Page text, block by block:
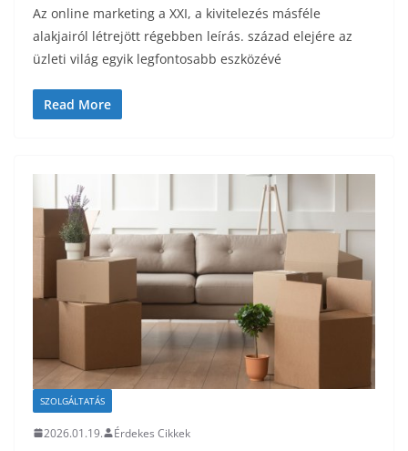
Az online marketing a XXI, a kivitelezés másféle
alakjairól létrejött régebben leírás. század elejére az
üzleti világ egyik legfontosabb eszközévé
Read More
SZOLGÁLTATÁS
2026.01.19. Érdekes Cikkek